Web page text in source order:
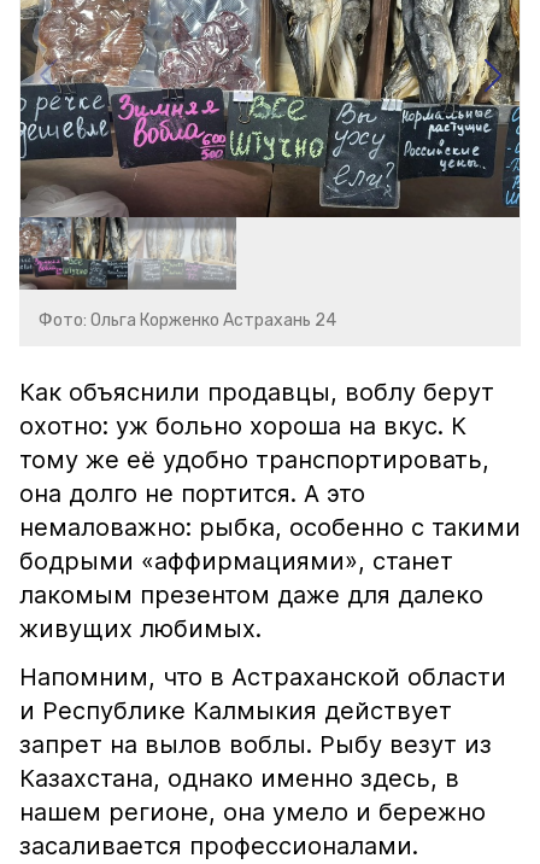
Фото: Ольга Корженко Астрахань 24
Как объяснили продавцы, воблу берут
охотно: уж больно хороша на вкус. К
тому же её удобно транспортировать,
она долго не портится. А это
немаловажно: рыбка, особенно с такими
бодрыми «аффирмациями», станет
лакомым презентом даже для далеко
живущих любимых.
Напомним, что в Астраханской области
и Республике Калмыкия действует
запрет на вылов воблы. Рыбу везут из
Казахстана, однако именно здесь, в
нашем регионе, она умело и бережно
засаливается профессионалами.